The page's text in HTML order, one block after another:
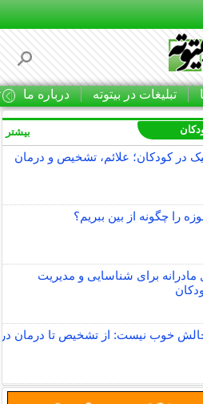
تبلیغات در بیتوته درباره ما
در کودکان؛ علائم، تشخیص و درمان
را چگونه از بین ببریم؟
مادرانه برای شناسایی و مدیریت
خوب نیست: از تشخیص تا درمان در
بیشتر